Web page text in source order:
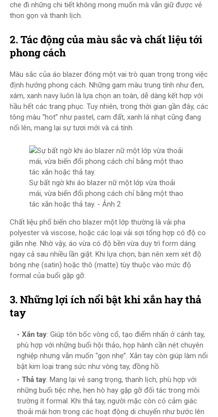
che đi những chi tiết không mong muốn mà vẫn giữ được vẻ
thon gọn và thanh lịch.
2. Tác động của màu sắc và chất liệu tới
phong cách
Màu sắc của áo blazer đóng một vai trò quan trọng trong việc
định hướng phong cách. Những gam màu trung tính như đen,
xám, xanh navy luôn là lựa chọn an toàn, dễ dàng kết hợp với
hầu hết các trang phục. Tuy nhiên, trong thời gian gần đây, các
tông màu “hot” như pastel, cam đất, xanh lá nhạt cũng đang
nổi lên, mang lại sự tươi mới và cá tính.
Sự bất ngờ khi áo blazer nữ một lớp vừa thoải
mái, vừa biến đổi phong cách chỉ bằng một thao
tác xắn hoặc thả tay. - Ảnh 2
Chất liệu phổ biến cho blazer một lớp thường là vải pha
polyester và viscose, hoặc các loại vải sợi tổng hợp có độ co
giãn nhẹ. Nhờ vậy, áo vừa có độ bền vừa duy trì form dáng
ngay cả sau nhiều lần giặt. Khi lựa chọn, bạn nên xem xét độ
bóng nhẹ (satin) hoặc thô (matte) tùy thuộc vào mức độ
formal của buổi gặp gỡ.
3. Những lợi ích nổi bật khi xắn hay thả
tay
Xắn tay: Giúp tôn bốc vòng cổ, tạo điểm nhấn ở cánh tay,
phù hợp với những buổi hội thảo, họp hành cần nét chuyên
nghiệp nhưng vẫn muốn “gọn nhẹ”. Xắn tay còn giúp làm nổi
bật kim loại trang sức như vòng tay, đồng hồ.
Thả tay: Mang lại vẻ sang trọng, thanh lịch, phù hợp với
những buổi tiệc nhẹ, hẹn hò hay gặp gỡ đối tác trong môi
trường ít formal. Khi thả tay, người mặc còn có cảm giác
thoải mái hơn trong các hoạt động di chuyển như bước lên